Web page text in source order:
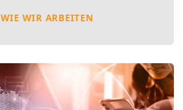
WIE WIR ARBEITEN